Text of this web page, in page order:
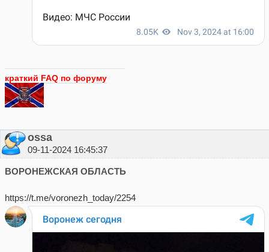
краткий FAQ по форуму
ossa
09-11-2024 16:45:37
ВОРОНЕЖСКАЯ ОБЛАСТЬ
https://t.me/voronezh_today/2254